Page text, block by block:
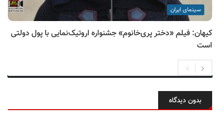
سینمای ایران
کیهان: فیلم «دختر پری‌خانوم» جشنواره اروتیک‌نمایی با پول دولتی
است
بدون دیدگاه